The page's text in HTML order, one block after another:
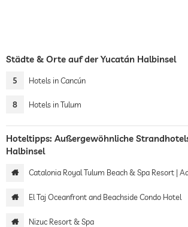
Städte & Orte auf der Yucatán Halbinsel
5 Hotels in Cancún
8 Hotels in Tulum
Hoteltipps: Außergewöhnliche
Halbinsel
Catalonia Royal Tulum Beach & Spa Resort |
El Taj Oceanfront and Beachside Condo Hotel
Nizuc Resort & Spa